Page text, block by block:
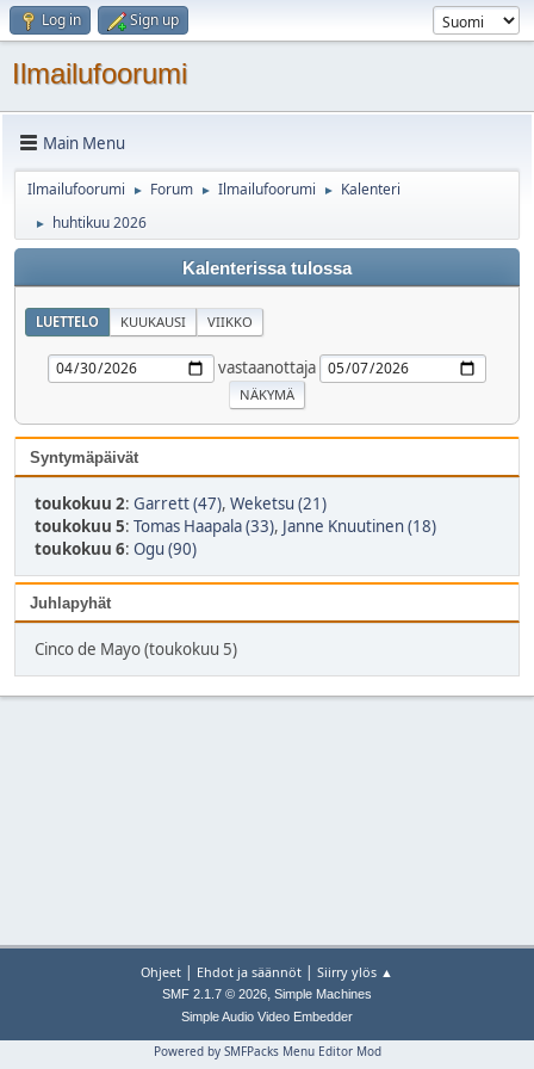
Log in Sign up
Ilmailufoorumi
Main Menu
Ilmailufoorumi ► Forum ► Ilmailufoorumi ► Kalenteri
► huhtikuu 2026
Kalenterissa tulossa
LUETTELO KUUKAUSI VIIKKO
vastaanottaja
Syntymäpäivät
toukokuu 2: Garrett (47), Weketsu (21)
toukokuu 5: Tomas Haapala (33), Janne Knuutinen (18)
toukokuu 6: Ogu (90)
Juhlapyhät
Cinco de Mayo (toukokuu 5)
Ohjeet | Ehdot ja säännöt | Siirry ylös ▲
SMF 2.1.7 © 2026, Simple Machines
Simple Audio Video Embedder
Powered by SMFPacks Menu Editor Mod